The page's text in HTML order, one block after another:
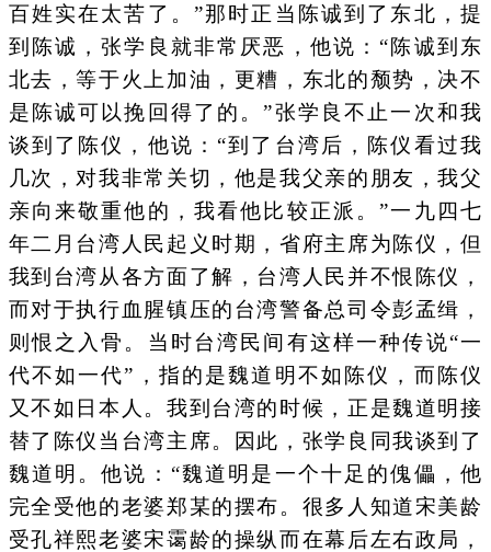
百姓实在太苦了。”那时正当陈诚到了东北，提
到陈诚，张学良就非常厌恶，他说：“陈诚到东
北去，等于火上加油，更糟，东北的颓势，决不
是陈诚可以挽回得了的。”张学良不止一次和我
谈到了陈仪，他说：“到了台湾后，陈仪看过我
几次，对我非常关切，他是我父亲的朋友，我父
亲向来敬重他的，我看他比较正派。”一九四七
年二月台湾人民起义时期，省府主席为陈仪，但
我到台湾从各方面了解，台湾人民并不恨陈仪，
而对于执行血腥镇压的台湾警备总司令彭孟缉，
则恨之入骨。当时台湾民间有这样一种传说“一
代不如一代”，指的是魏道明不如陈仪，而陈仪
又不如日本人。我到台湾的时候，正是魏道明接
替了陈仪当台湾主席。因此，张学良同我谈到了
魏道明。他说：“魏道明是一个十足的傀儡，他
完全受他的老婆郑某的摆布。很多人知道宋美龄
受孔祥熙老婆宋霭龄的操纵而在幕后左右政局，